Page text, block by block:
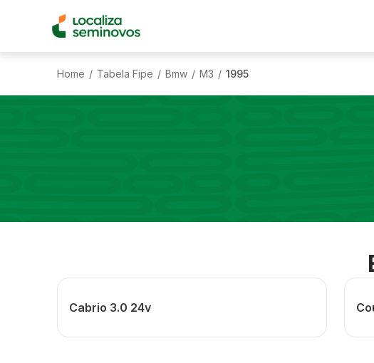
Home / Tabela Fipe / Bmw / M3 / 1995
Cabrio 3.0 24v